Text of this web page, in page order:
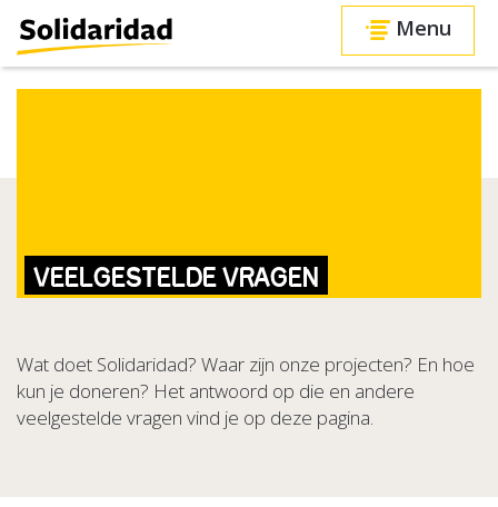
Menu
VEELGESTELDE VRAGEN
Wat doet Solidaridad? Waar zijn onze projecten? En hoe
kun je doneren? Het antwoord op die en andere
veelgestelde vragen vind je op deze pagina.
financiën Betrokken raken bij Solidaridad